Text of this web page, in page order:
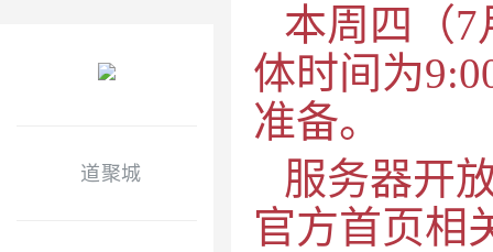
道聚城
本周四（7
体时间为
准备。
服务器开
官方首页相